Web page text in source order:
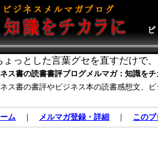
ょっとした言葉グセを直すだけで
ス書の読書書評ブログメルマガ：知識を
ス書の書評やビジネス本の読書感想文、
ム ｜ メルマガ登録・詳細 ｜ この